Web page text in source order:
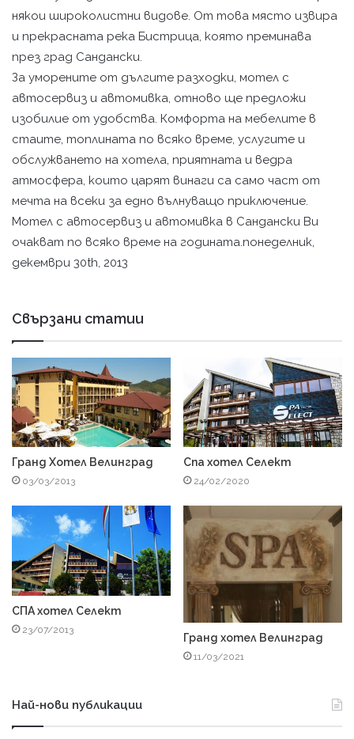
някои широколистни видове. От това място извира
и прекрасната река Бистрица, която преминава
през град Сандански.
За уморените от дългите разходки, мотел с
автосервиз и автомивка, отново ще предложи
изобилие от удобства. Комфорта на мебелите в
стаите, топлината по всяко време, услугите и
обслужването на хотела, приятната и ведра
атмосфера, които царят винаги са само част от
мечта на всеки за едно вълнуващо приключение.
Мотел с автосервиз и автомивка в Сандански Ви
очакват по всяко време на годината.понеделник,
декември 30th, 2013
Свързани статии
Гранд Хотел Велинград
03/03/2013
Спа хотел Селект
24/02/2020
СПА хотел Селект
23/07/2013
Гранд хотел Велинград
11/03/2021
Най-нови публикации